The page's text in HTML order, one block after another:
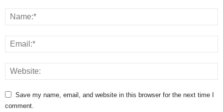
Save my name, email, and website in this browser for the next time I
comment.